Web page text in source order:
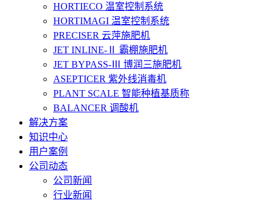
HORTIECO 温室控制系统
HORTIMAGI 温室控制系统
PRECISER 云萍施肥机
JET INLINE-Ⅱ 霸棚施肥机
JET BYPASS-Ⅲ 博润三施肥机
ASEPTICER 紫外线消毒机
PLANT SCALE 智能种植基质称
BALANCER 调酸机
解决方案
知识中心
用户案例
公司动态
公司新闻
行业新闻